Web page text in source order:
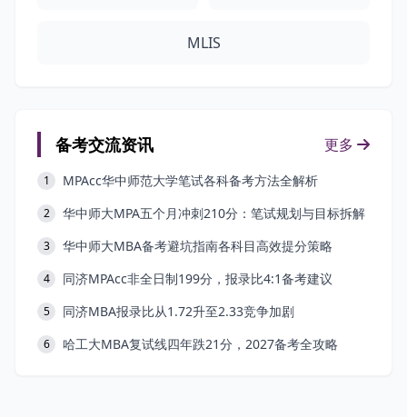
MLIS
备考交流资讯 更多
1 MPAcc华中师范大学笔试各科备考方法全解析
2 华中师大MPA五个月冲刺210分：笔试规划与目标拆解
3 华中师大MBA备考避坑指南各科目高效提分策略
4 同济MPAcc非全日制199分，报录比4:1备考建议
5 同济MBA报录比从1.72升至2.33竞争加剧
6 哈工大MBA复试线四年跌21分，2027备考全攻略